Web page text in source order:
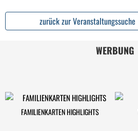
zurück zur Veranstaltungssuche
WERBUNG
FAMILIENKARTEN HIGHLIGHTS